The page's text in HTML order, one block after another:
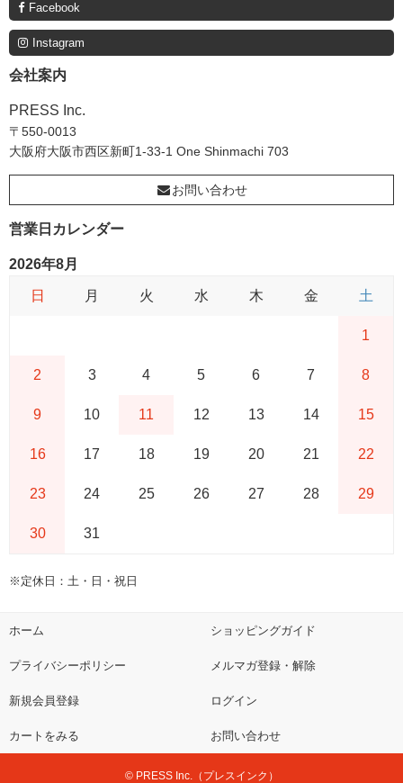
Facebook
Instagram
会社案内
PRESS Inc.
〒550-0013
大阪府大阪市西区新町1-33-1 One Shinmachi 703
お問い合わせ
営業日カレンダー
2026年8月
日 月 火 水 木 金 土
1
2 3 4 5 6 7 8
9 10 11 12 13 14 15
16 17 18 19 20 21 22
23 24 25 26 27 28 29
30 31
※定休日：土・日・祝日
ホーム ショッピングガイド
プライバシーポリシー メルマガ登録・解除
新規会員登録 ログイン
カートをみる お問い合わせ
© PRESS Inc.（プレスインク）